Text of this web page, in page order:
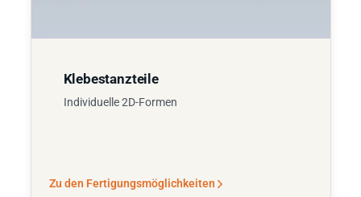
Klebestanzteile
Individuelle 2D-Formen
Zu den Fertigungsmöglichkeiten